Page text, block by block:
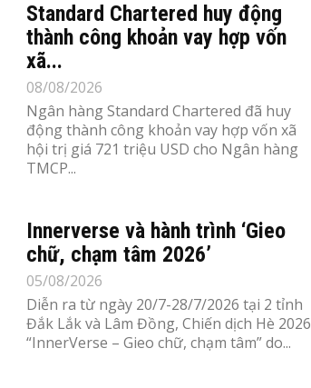
Standard Chartered huy động
thành công khoản vay hợp vốn
xã...
08/08/2026
Ngân hàng Standard Chartered đã huy
động thành công khoản vay hợp vốn xã
hội trị giá 721 triệu USD cho Ngân hàng
TMCP...
Innerverse và hành trình ‘Gieo
chữ, chạm tâm 2026’
05/08/2026
Diễn ra từ ngày 20/7-28/7/2026 tại 2 tỉnh
Đắk Lắk và Lâm Đồng, Chiến dịch Hè 2026
“InnerVerse – Gieo chữ, chạm tâm” do...